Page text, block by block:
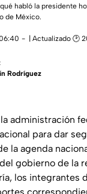
habló la presidente
de México.
| Actualizado 🕑
Rodríguez
administración
para dar
la agenda
gobierno de la
los integrantes